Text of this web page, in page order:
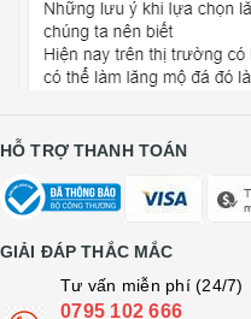
HỖ TRỢ THANH TOÁN
GIẢI ĐÁP THẮC MẮC
Tư vấn miễn phí (24/7)
0795 102 666